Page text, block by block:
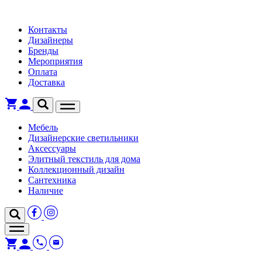
Контакты
Дизайнеры
Бренды
Мероприятия
Оплата
Доставка
Мебель
Дизайнерские светильники
Аксессуары
Элитный текстиль для дома
Коллекционный дизайн
Сантехника
Наличие